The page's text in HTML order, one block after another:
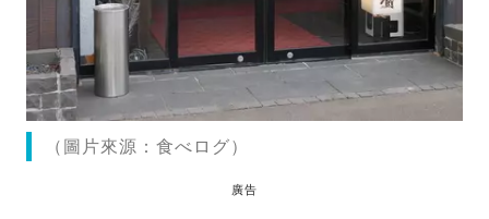
（圖片來源：食べログ）
廣告